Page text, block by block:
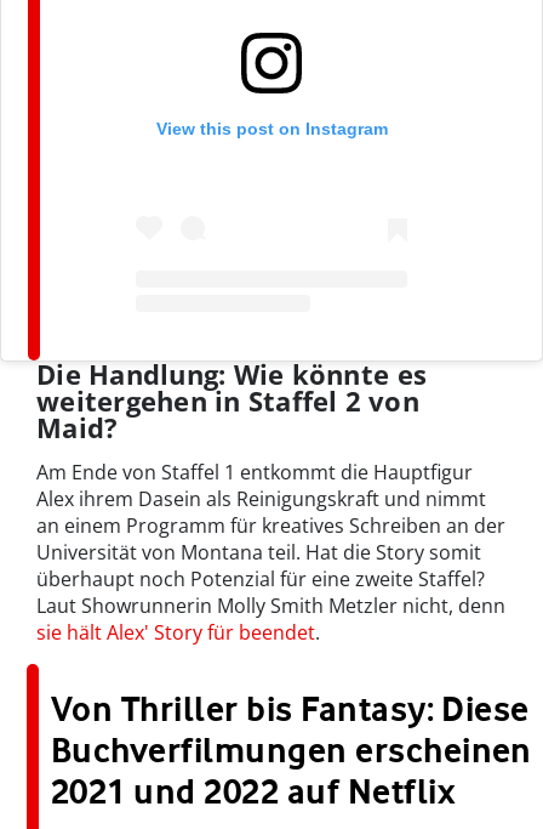
View this post on Instagram
Die Handlung: Wie könnte es
weitergehen in Staffel 2 von
Maid?
Am Ende von Staffel 1 entkommt die Hauptfigur
Alex ihrem Dasein als Reinigungskraft und nimmt
an einem Programm für kreatives Schreiben an der
Universität von Montana teil. Hat die Story somit
überhaupt noch Potenzial für eine zweite Staffel?
Laut Showrunnerin Molly Smith Metzler nicht, denn
sie hält Alex' Story für beendet.
Von Thriller bis Fantasy: Diese
Buchverfilmungen erscheinen
2021 und 2022 auf Netflix